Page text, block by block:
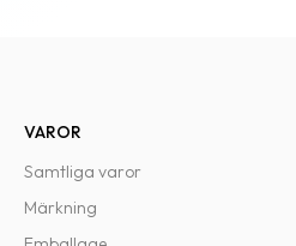
VAROR
Samtliga varor
Märkning